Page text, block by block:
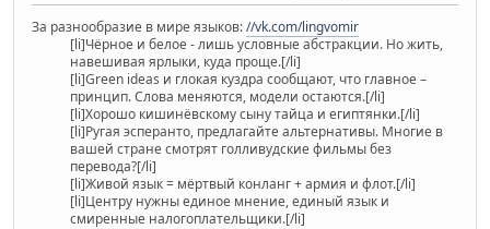
За разнообразие в мире языков://vk.com/lingvomir
[li]Чёрное и белое - лишь условные абстракции. Но жить,
навешивая ярлыки, куда проще.[/li]
[li]Green ideas и глокая куздра сообщают, что главное –
принцип. Слова меняются, модели остаются.[/li]
[li]Хорошо кишинёвскому сыну тайца и египтянки.[/li]
[li]Ругая эсперанто, предлагайте альтернативы. Многие в
вашей стране смотрят голливудские фильмы без
перевода?[/li]
[li]Живой язык = мёртвый конланг + армия и флот.[/li]
[li]Центру нужны единое мнение, единый язык и
смиренные налогоплательщики.[/li]